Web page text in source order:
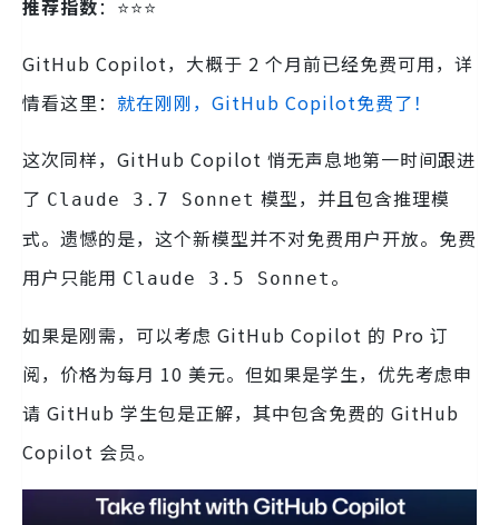
推荐指数：⭐️⭐️⭐️
GitHub Copilot，大概于 2 个月前已经免费可用，详
情看这里： 就在刚刚，GitHub Copilot免费了！
这次同样，GitHub Copilot 悄无声息地第一时间跟进
了 Claude 3.7 Sonnet 模型，并且包含推理模
式。遗憾的是，这个新模型并不对免费用户开放。免费
用户只能用 Claude 3.5 Sonnet 。
如果是刚需，可以考虑 GitHub Copilot 的 Pro 订
阅，价格为每月 10 美元。但如果是学生，优先考虑申
请 GitHub 学生包是正解，其中包含免费的 GitHub
Copilot 会员。